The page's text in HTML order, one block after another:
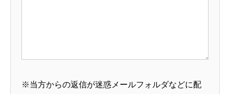
※当方からの返信が迷惑メールフォルダなどに配